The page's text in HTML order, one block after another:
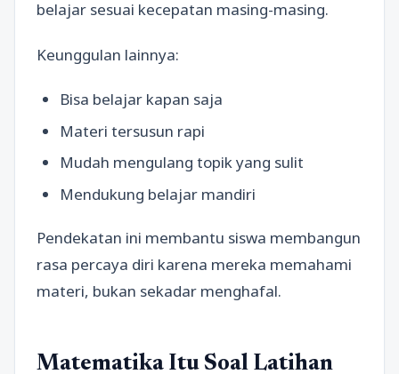
belajar sesuai kecepatan masing-masing.
Keunggulan lainnya:
Bisa belajar kapan saja
Materi tersusun rapi
Mudah mengulang topik yang sulit
Mendukung belajar mandiri
Pendekatan ini membantu siswa membangun
rasa percaya diri karena mereka memahami
materi, bukan sekadar menghafal.
Matematika Itu Soal Latihan